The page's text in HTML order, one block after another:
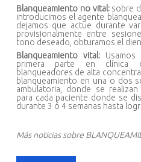
Blanqueamiento no vital:sobre
introducimos el agente
dejamos que actue durante
provisionalmente entre
tono deseado, obturamos el
Blanqueamiento vital:Usamos
primera parte en clínica
blanqueadores de alta
blanqueamiento en una o dos
ambulatoria, donde se
para cada paciente donde se
durante 3 ó 4 semanas hasta
Más noticias sobre